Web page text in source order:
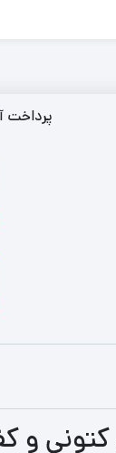
پرداخت
کتونی و